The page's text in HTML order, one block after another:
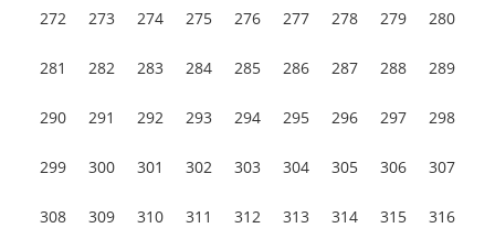
272 273 274 275 276 277 278 279 280
281 282 283 284 285 286 287 288 289
290 291 292 293 294 295 296 297 298
299 300 301 302 303 304 305 306 307
308 309 310 311 312 313 314 315 316